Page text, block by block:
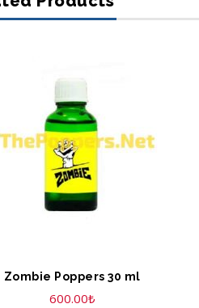
SEPETE EKLE
Zombie Poppers 30 ml
600.00₺